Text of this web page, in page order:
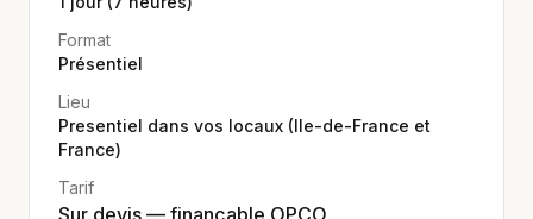
Format
Présentiel
Lieu
Presentiel dans vos locaux (Ile-de-France et
France)
Tarif
Sur devis — finançable OPCO